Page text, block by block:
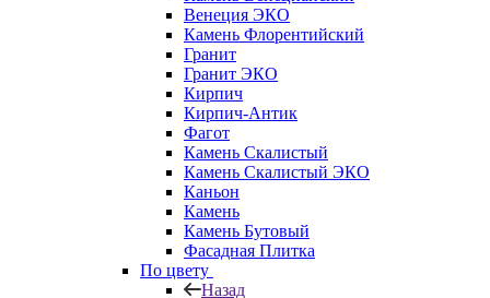
Венеция ЭКО
Камень Флорентийский
Гранит
Гранит ЭКО
Кирпич
Кирпич-Антик
Фагот
Камень Скалистый
Камень Скалистый ЭКО
Каньон
Камень
Камень Бутовый
Фасадная Плитка
По цвету
Назад